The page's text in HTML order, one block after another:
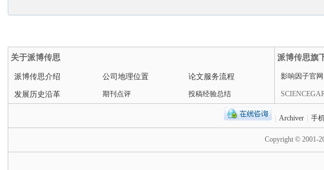
关于派博传思 派博传思旗
派博传思介绍 公司地理位置 论文服务流程 影响因子官网
发展历史沿革 期刊点评 投稿经验总结
Archiver 手
Copyright © 2001-